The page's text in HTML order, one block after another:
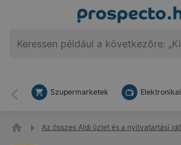
Vissza
Szupermarketek
Az összes Aldi üzlet és a nyitvatartási